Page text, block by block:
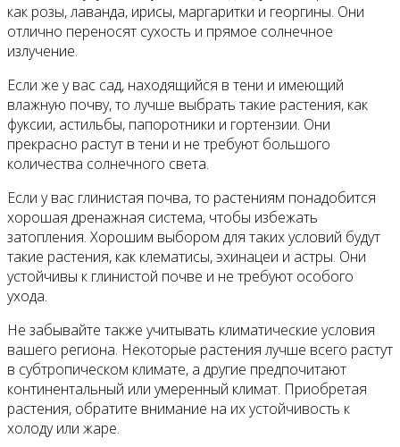
как розы, лаванда, ирисы, маргаритки и георгины. Они
отлично переносят сухость и прямое солнечное
излучение.
Если же у вас сад, находящийся в тени и имеющий
влажную почву, то лучше выбрать такие растения, как
фуксии, астильбы, папоротники и гортензии. Они
прекрасно растут в тени и не требуют большого
количества солнечного света.
Если у вас глинистая почва, то растениям понадобится
хорошая дренажная система, чтобы избежать
затопления. Хорошим выбором для таких условий будут
такие растения, как клематисы, эхинацеи и астры. Они
устойчивы к глинистой почве и не требуют особого
ухода.
Не забывайте также учитывать климатические условия
вашего региона. Некоторые растения лучше всего растут
в субтропическом климате, а другие предпочитают
континентальный или умеренный климат. Приобретая
растения, обратите внимание на их устойчивость к
холоду или жаре.